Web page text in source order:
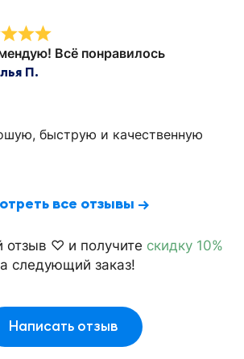
Всё понравилось
П.
быструю и качественную
все отзывы →
отзыв ♡ и получите скидку 10%
следующий заказ!
Написать отзыв